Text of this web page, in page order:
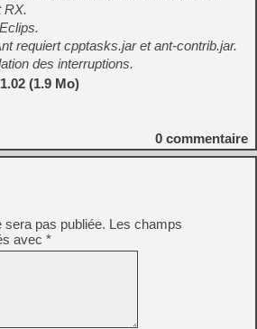
RX.
requiert cpptasks.jar et ant-contrib.jar.
des interruptions.
(1.9 Mo)
0 commentaire
sera pas publiée. Les champs
avec *